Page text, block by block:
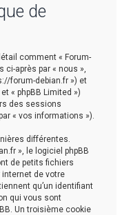
de
comment « Forum-
après par « nous »,
forum-debian.fr ») et
« phpBB Limited »)
des sessions
« vos informations »).
différentes.
», le logiciel phpBB
de petits fichiers
de votre
qu’un identifiant
qui vous sont
Un troisième cookie